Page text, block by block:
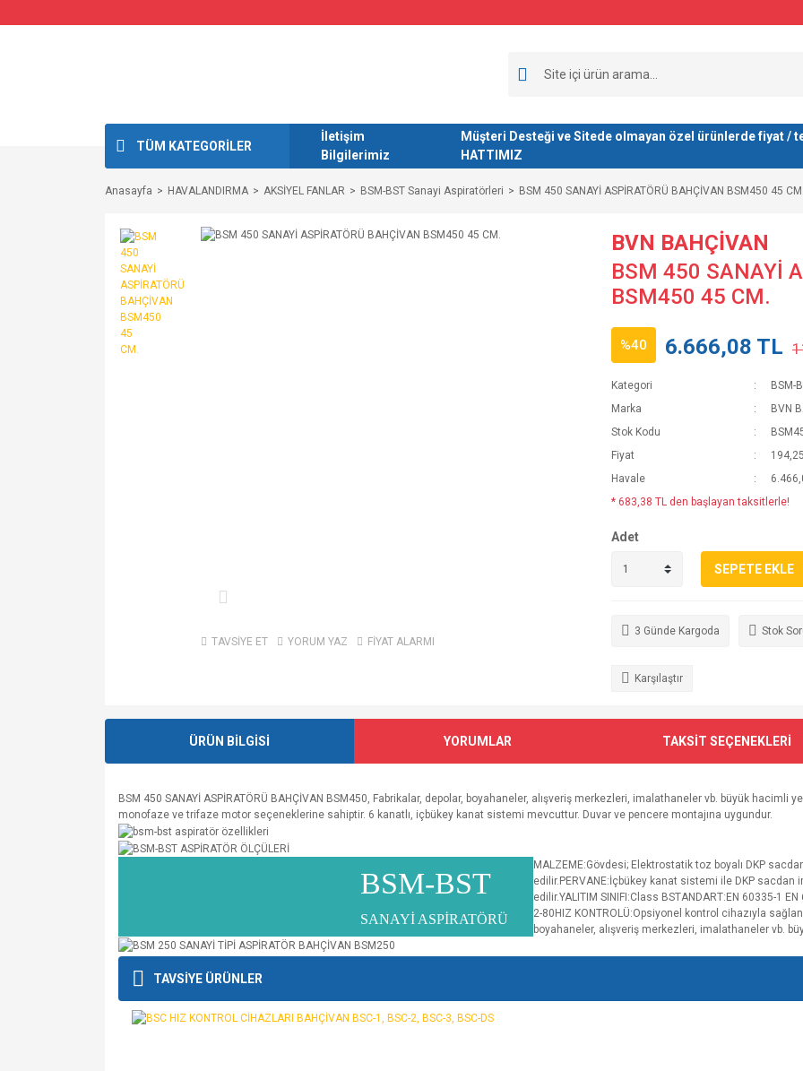
TÜM KATEGORİLER
İletişim
Bilgilerimiz
Müşteri Desteği ve Sitede olmayan özel ürünlerde fiyat /
HATTIMIZ
Anasayfa HAVALANDIRMA AKSİYEL FANLAR BSM-BST Sanayi Aspiratörleri BSM 450 SANAYİ ASPİRATÖRÜ BAHÇİVAN BSM450 45 CM.
TAVSİYE ET YORUM YAZ FİYAT ALARMI
BVN BAHÇİVAN
BSM 450 SANAYİ
BSM450 45 CM.
%40 6.666,08 TL
Kategori
BSM-
Marka
BVN
Stok Kodu
Fiyat
Havale
* 683,38 TL den başlayan taksitlerle!
Adet
SEPETE EKLE
3 Günde Kargoda Stok
Karşılaştır
ÜRÜN BİLGİSİ YORUMLAR TAKSİT SEÇENEKLERİ
BSM 450 SANAYİ ASPİRATÖRÜ BAHÇİVAN BSM450, Fabrikalar, depolar, boyahaneler, alışveriş merkezleri, imalathaneler vb. büyük hacimli
monofaze ve trifaze motor seçeneklerine sahiptir. 6 kanatlı, içbükey kanat sistemi mevcuttur. Duvar ve pencere montajına uygundur.
BSM-BST
SANAYİ ASPİRATÖRÜ
MALZEME:Gövdesi; Elektrostatik toz boyalı DKP
edilir.PERVANE:İçbükey kanat sistemi ile DKP sacdan
edilir.YALITIM SINIFI:Class BSTANDART:EN 60335-1 EN
2-80HIZ KONTROLÜ:Opsiyonel kontrol cihazıyla
boyahaneler, alışveriş merkezleri, imalathaneler vb.
Bu ürüne ilk yorumu siz yapın!
Bu ürünün fiyat bilgisi, resim, ürün açıklamalarında ve diğer konularda yetersiz gördüğünüz noktaları öneri formunu kullanarak
TAVSİYE ÜRÜNLER